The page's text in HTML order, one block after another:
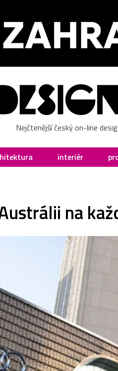
Nejčtenější český on-line
interiér
na